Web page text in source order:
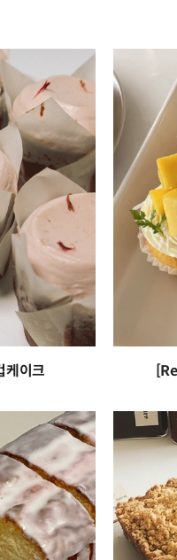
이크